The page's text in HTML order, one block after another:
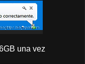
una vez